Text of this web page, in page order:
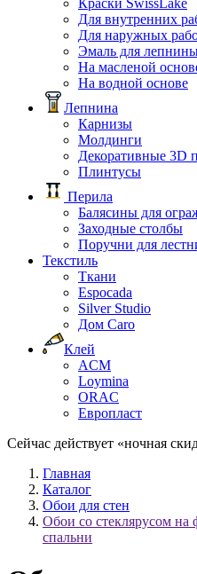
Краски SwissLake
Для внутренних
Для наружных
Эмаль для
На масленой
На водной основе
Лепнина
Карнизы
Молдинги
Декоративные 3D
Плинтусы
Перила
Балясины для
Заходные столбы
Поручни для
Текстиль
Ткани
Espocada
Silver Studio
Дом Caro
Клей
ACM
Loymina
ORAC
Европласт
Сейчас действует «ночная
Главная
Каталог
Обои для стен
Обои со стеклярусом на
спальни